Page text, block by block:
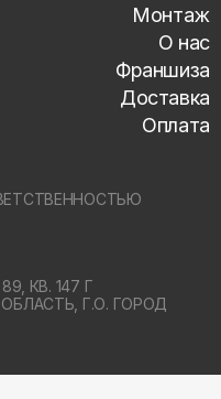
Монтаж
О нас
Франшиза
Доставка
Оплата
КВ. 147 Г
Г.О. ГОРОД